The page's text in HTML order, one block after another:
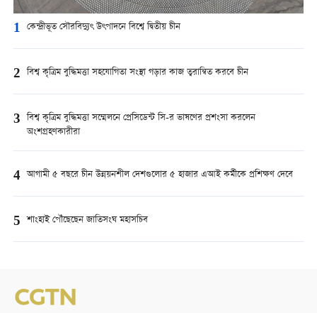
1 কেন্দ্রীভূত সৌরবিদ্যুৎ উৎপাদনে বিশ্বে দ্বিতীয় চীন
2 বিশ্ব কৃত্রিম বুদ্ধিমত্তা সহযোগিতা সংস্থা গড়ার কাজ ত্বরান্বিত করবে চীন
3 বিশ্ব কৃত্রিম বুদ্ধিমত্তা সম্মেলনে প্রেসিডেন্ট সি-র ভাষণের প্রশংসা করলেন
অংশগ্রহণকারীরা
4 আগামী ৫ বছরে চীন উন্নয়নশীল দেশগুলোর ৫ হাজার এআই কর্মীকে প্রশিক্ষণ দেবে
5 শাংহাই পৌঁছেছেন জাতিসংঘ মহাসচিব